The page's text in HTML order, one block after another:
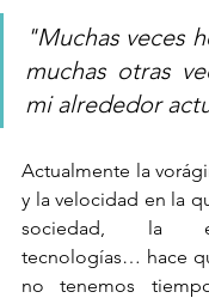
"Muchas veces
muchas otras
mi alrededor
Actualmente la
y la velocidad en la
sociedad, la
tecnologías… hace
no tenemos